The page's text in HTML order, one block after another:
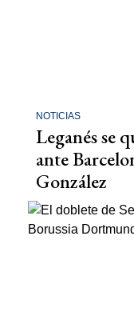
NOTICIAS
Leganés se
ante
González